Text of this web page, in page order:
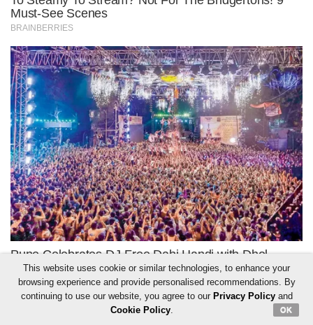
This website uses cookie or similar technologies, to enhance your
browsing experience and provide personalised recommendations. By
continuing to use our website, you agree to our Privacy Policyand
Cookie Policy. OK